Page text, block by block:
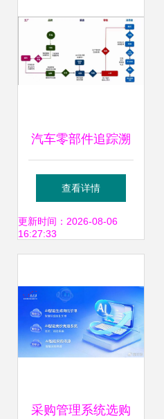
汽车零部件追踪溯
源系统 品牌营销与
管理的智能引擎
查看详情
更新时间：2026-08-06
16:27:33
采购管理系统选购